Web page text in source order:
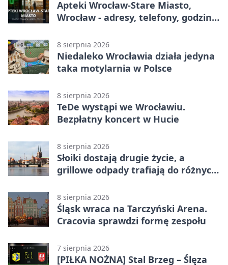
Apteki Wrocław-Stare Miasto,
Wrocław - adresy, telefony, godziny
8 sierpnia 2026
Niedaleko Wrocławia działa jedyna
taka motylarnia w Polsce
8 sierpnia 2026
TeDe wystąpi we Wrocławiu.
Bezpłatny koncert w Hucie
8 sierpnia 2026
Słoiki dostają drugie życie, a
grillowe odpady trafiają do różnych
8 sierpnia 2026
Śląsk wraca na Tarczyński Arena.
Cracovia sprawdzi formę zespołu
7 sierpnia 2026
[PIŁKA NOŻNA] Stal Brzeg – Ślęza